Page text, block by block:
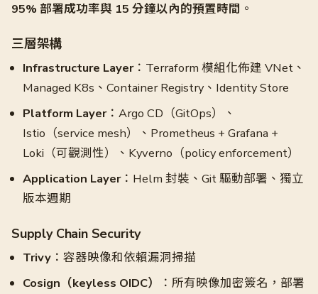
95% 部署成功率與 15 分鐘以內的預置時間 。
三層架構
Infrastructure Layer：Terraform 模組化佈建 VNet、
Managed K8s、Container Registry、Identity Store
Platform Layer：Argo CD（GitOps）、
Istio（service mesh）、Prometheus + Grafana +
Loki（可觀測性）、Kyverno（policy enforcement）
Application Layer：Helm 封裝、Git 驅動部署、獨立
版本週期
Supply Chain Security
Trivy ：容器映像和依賴漏洞掃描
Cosign（keyless OIDC）
：所有映像加密簽名，部署